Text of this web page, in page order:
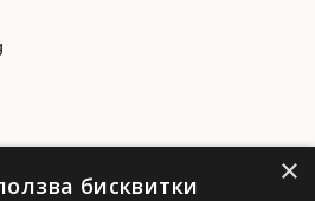
×
бисквитки